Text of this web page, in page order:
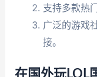
支持多款热
广泛的游戏
接。
在国外玩LOL